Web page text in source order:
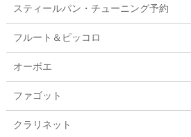
スティールパン・チューニング予約
フルート＆ピッコロ
オーボエ
ファゴット
クラリネット